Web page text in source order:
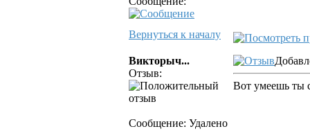
Вернуться к началу
Викторыч...
Отзыв:
Сообщение: Удалено
Вот умеешь ты